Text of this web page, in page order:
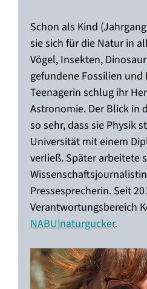
Schon als Kind
sie sich für die Natur in
Vögel, Insekten,
gefundene Fossilien und
Teenagerin schlug ihr
Astronomie. Der Blick in
so sehr, dass sie Physik
Universität mit einem
verließ. Später arbeitete
Pressesprecherin. Seit
Verantwortungsbereich
NABU|naturgucker.